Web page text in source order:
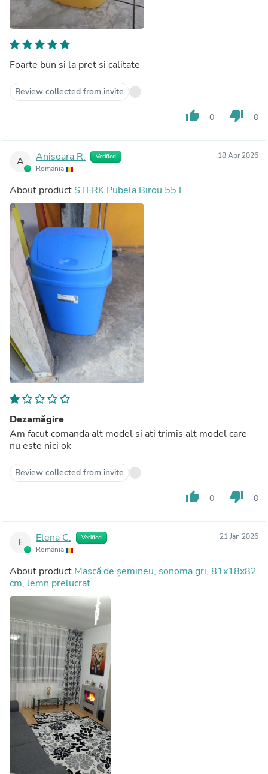
Foarte bun si la pret si calitate
Review collected from invite
thumb_up 0 thumb_down 0
A Anisoara R. Verified
Romania
18 Apr 2026
About product STERK Pubela Birou 55 L
Dezamăgire
Am facut comanda alt model si ati trimis alt model care
nu este nici ok
Review collected from invite
thumb_up 0 thumb_down 0
E Elena C. Verified
Romania
21 Jan 2026
About product Mască de șemineu, sonoma gri, 81x18x82
cm, lemn prelucrat